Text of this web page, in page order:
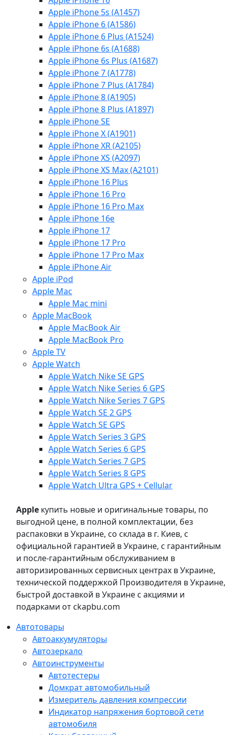
Apple iPhone 5s (A1457)
Apple iPhone 6 (A1586)
Apple iPhone 6 Plus (A1524)
Apple iPhone 6s (A1688)
Apple iPhone 6s Plus (A1687)
Apple iPhone 7 (A1778)
Apple iPhone 7 Plus (A1784)
Apple iPhone 8 (A1905)
Apple iPhone 8 Plus (A1897)
Apple iPhone SE
Apple iPhone X (A1901)
Apple iPhone XR (A2105)
Apple iPhone XS (A2097)
Apple iPhone XS Max (A2101)
Apple iPhone 16 Plus
Apple iPhone 16 Pro
Apple iPhone 16 Pro Max
Apple iPhone 16e
Apple iPhone 17
Apple iPhone 17 Pro
Apple iPhone 17 Pro Max
Apple iPhone Air
Apple iPod
Apple Mac
Apple Mac mini
Apple MacBook
Apple MacBook Air
Apple MacBook Pro
Apple TV
Apple Watch
Apple Watch Nike SE GPS
Apple Watch Nike Series 6 GPS
Apple Watch Nike Series 7 GPS
Apple Watch SE 2 GPS
Apple Watch SE GPS
Apple Watch Series 3 GPS
Apple Watch Series 6 GPS
Apple Watch Series 7 GPS
Apple Watch Series 8 GPS
Apple Watch Ultra GPS + Cellular
Apple купить новые и оригинальные товары, по
выгодной цене, в полной комплектации, без
распаковки в Украине, со склада в г. Киев, с
официальной гарантией в Украине, с гарантийным
и после-гарантийным обслуживанием в
авторизированных сервисных центрах в Украине,
технической поддержкой Производителя в Украине,
быстрой доставкой в Украине с акциями и
подарками от ckapbu.com
Автотовары
Автоаккумуляторы
Автозеркало
Автоинструменты
Автотестеры
Домкрат автомобильный
Измеритель давления компрессии
Индикатор напряжения бортовой сети
автомобиля